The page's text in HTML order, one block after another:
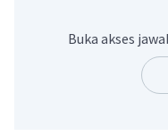
07 Mei 2024
Buka akses